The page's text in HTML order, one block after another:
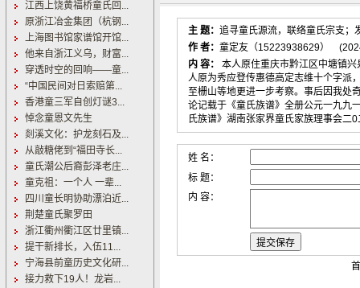
江西上饶黄福桥童氏回...
原浙江冶金集团（杭钢...
上海图书馆家谱馆开馆...
他来自浙江义乌，财富...
穿透时空的回响——童...
“中国民间对日索赔第...
香港童三军自创灯谜3...
悼念童恩文先生
剡溪文化：护龙刻石及...
从敲糖佬到“福田寺长...
童氏潮公后裔彭泽老庄...
童克祖：一个人 一辈...
四川童长明协助漂泊近...
荆楚童氏聚罗田
浙江衢州衢江区廿里镇...
提干新排长，入伍11...
宁海县前童历史文化研...
接力救下19人！龙岩...
主 题： 追寻童氏源流，联络童氏宗支；
作 者： 童定友（15223938629）
内 容：
本人原住重庆市黔江区中塘镇
人原为秀应登传惠德高定志维十个字派
至栅山等地更进一步考察。事后因我处
论记载于《童氏族谱》全册公元一九九
氏族谱》湖南张家界童氏家族理事会二
姓 名：
标 题：
内 容：